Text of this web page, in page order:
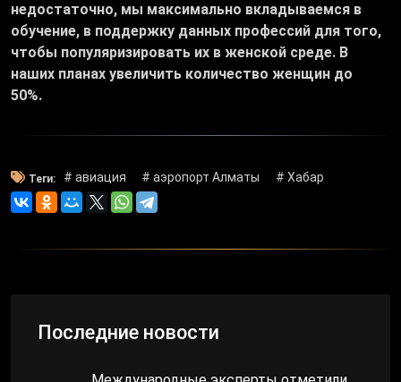
недостаточно, мы максимально вкладываемся в
обучение, в поддержку данных профессий для того,
чтобы популяризировать их в женской среде. В
наших планах увеличить количество женщин до
50%.
Теги: # авиация # аэропорт Алматы # Хабар
Последние новости